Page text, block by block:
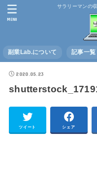
サラリーマンの
副業Lab.について 記事一覧
MENU
2020.05.23
ツイート シェア